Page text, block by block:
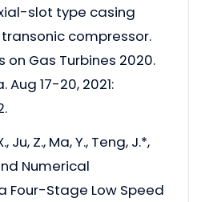
slot type casing
compressor.
on Gas Turbines 2020.
Aug 17-20, 2021:
Ju, Z., Ma, Y., Teng, J.*,
Numerical
Four-Stage Low Speed